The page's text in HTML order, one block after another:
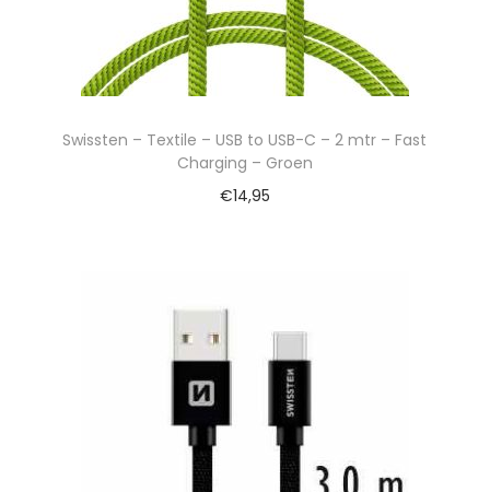
Swissten – Textile – USB to USB-C – 2 mtr – Fast
Charging – Groen
€14,95